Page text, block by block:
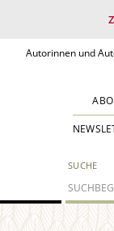
Autorinnen und
SUCHE
ABO